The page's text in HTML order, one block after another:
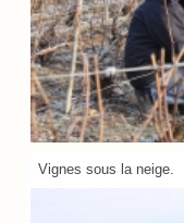
Vignes sous la neige.